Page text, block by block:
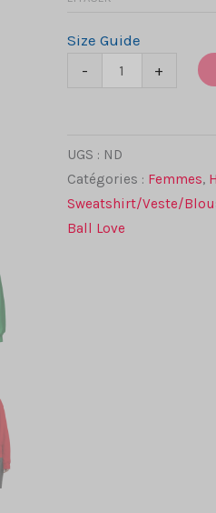
Size Guide
-
quantité
Wall
Ball
(dessin
:
+
UGS : ND
Catégories : Femmes,
Sweatshirt/Veste/
Ball Love